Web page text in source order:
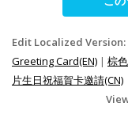
Edit Localized Version:
Greeting Card(EN) | 棕
片生日祝福賀卡邀請(CN)